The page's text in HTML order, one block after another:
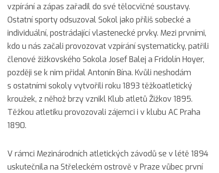
vzpírání a zápas zařadil do své tělocvičné soustavy.
Ostatní sporty odsuzoval Sokol jako příliš sobecké a
individuální, postrádající vlastenecké prvky. Mezi prvními,
kdo u nás začali provozovat vzpírání systematicky, patřili
členové žižkovského Sokola Josef Balej a Fridolín Hoyer,
později se k nim přidal Antonín Bína. Kvůli neshodám
s ostatními sokoly vytvořili roku 1893 těžkoatletický
kroužek, z něhož brzy vznikl Klub atletů Žižkov 1895.
Těžkou atletiku provozovali zájemci i v klubu AC Praha
1890.
V rámci Mezinárodních atletických závodů se v létě 1894
uskutečnila na Střeleckém ostrově v Praze vůbec první